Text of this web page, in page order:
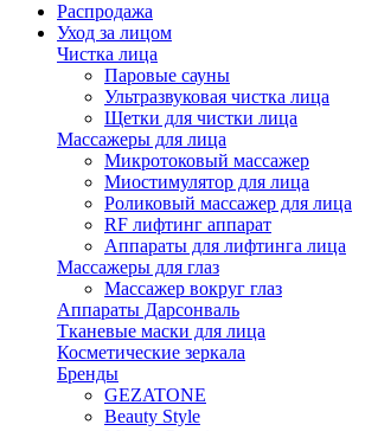
Распродажа
Уход за лицом
Чистка лица
Паровые сауны
Ультразвуковая чистка лица
Щетки для чистки лица
Массажеры для лица
Микротоковый массажер
Миостимулятор для лица
Роликовый массажер для лица
RF лифтинг аппарат
Аппараты для лифтинга лица
Массажеры для глаз
Массажер вокруг глаз
Аппараты Дарсонваль
Тканевые маски для лица
Косметические зеркала
Бренды
GEZATONE
Beauty Style